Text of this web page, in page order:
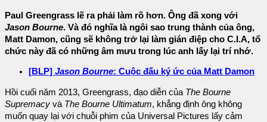
Paul Greengrass lẽ ra phải làm rõ hơn. Ông đã xong với
Jason Bourne. Và đó nghĩa là ngôi sao trung thành của ông,
Matt Damon, cũng sẽ không trở lại làm gián điệp cho C.I.A, tổ
chức này đã có những âm mưu trong lúc anh lấy lại trí nhớ.
[BLP] Jason Bourne: Cuộc đấu ký ức của Matt Damon
Hồi cuối năm 2013, Greengrass, đạo diễn của The Bourne
Supremacy và The Bourne Ultimatum, khẳng định ông không
muốn quay lại với chuỗi phim của Universal Pictures lấy cảm